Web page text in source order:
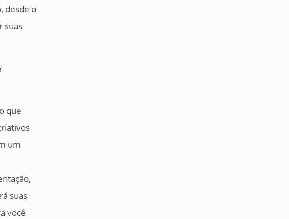
desde o
suas
que
um
suas
você